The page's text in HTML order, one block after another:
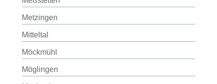
Metzingen
Mitteltal
Möckmühl
Möglingen